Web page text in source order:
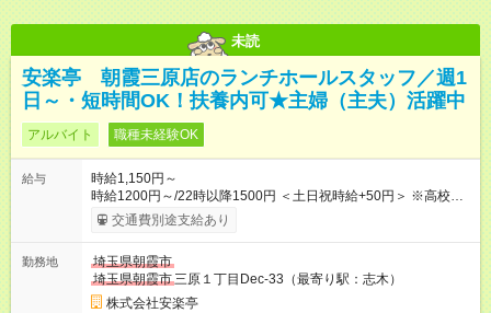
未読
安楽亭 朝霞三原店のランチホールスタッフ／週1
日～・短時間OK！扶養内可★主婦（主夫）活躍中
アルバイト 職種未経験OK
給与
時給1,150円～
時給1200円～/22時以降1500円 ＜土日祝時給+50円＞ ※高校生
時給1150円 【試用期間】試用期間あり 試用期間の長さ：12ヶ
月 雇用形態、給与は本採用時と同じです。 ※最大12ヶ月の間
交通費別途支給あり
勤務地
埼玉県朝霞市
埼玉県朝霞市三原１丁目Dec-33（最寄り駅：志木）
株式会社安楽亭